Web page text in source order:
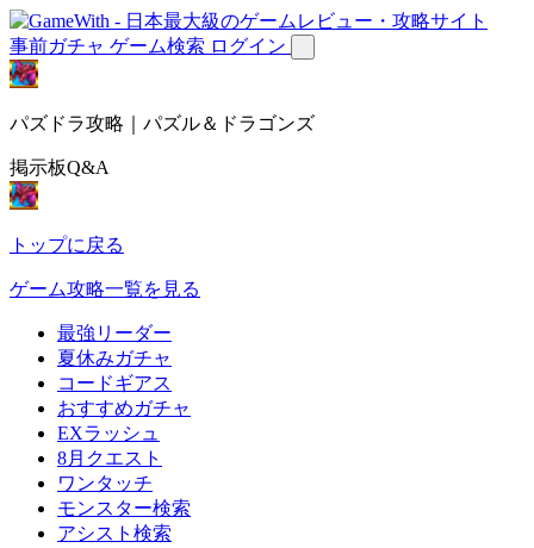
事前ガチャ ゲーム検索 ログイン
パズドラ攻略｜パズル＆ドラゴンズ
掲示板Q&A
トップに戻る
ゲーム攻略一覧を見る
最強リーダー
夏休みガチャ
コードギアス
おすすめガチャ
EXラッシュ
8月クエスト
ワンタッチ
モンスター検索
アシスト検索